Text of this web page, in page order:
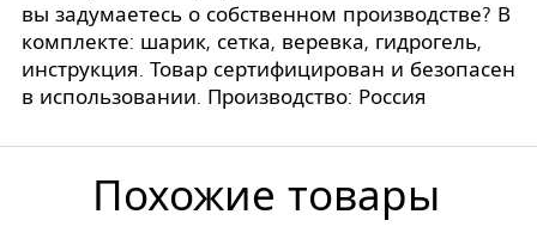
вы задумаетесь о собственном производстве? В
комплекте: шарик, сетка, веревка, гидрогель,
инструкция. Товар сертифицирован и безопасен
в использовании. Производство: Россия
Похожие товары